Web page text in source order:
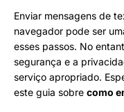
Enviar mensagens de
navegador pode ser
esses passos. No
segurança e a
serviço apropriado.
este guia sobre como